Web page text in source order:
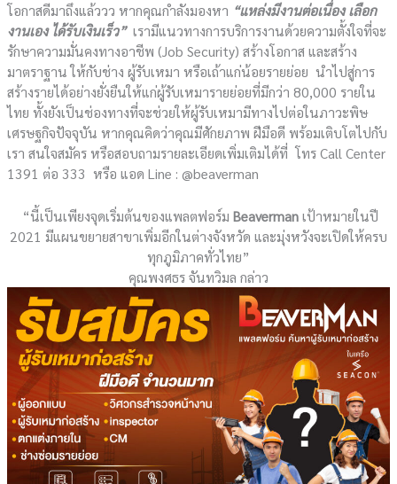
โอกาสดีมาถึงแล้ววว หากคุณกำลังมองหา “แหล่งมีงานต่อเนื่อง เลือก
งานเอง ได้รับเงินเร็ว”เรามีแนวทางการบริการงานด้วยความตั้งใจที่จะ
รักษาความมั่นคงทางอาชีพ (Job Security) สร้างโอกาส และสร้าง
มาตราฐาน ให้กับช่าง ผู้รับเหมา หรือเถ้าแก่น้อยรายย่อย นำไปสู่การ
สร้างรายได้อย่างยั่งยืนให้แก่ผู้รับเหมารายย่อยที่มีกว่า 80,000 รายใน
ไทย ทั้งยังเป็นช่องทางที่จะช่วยให้ผู้รับเหมามีทางไปต่อในภาวะพิษ
เศรษฐกิจปัจจุบัน หากคุณคิดว่าคุณมีศักยภาพ ฝีมือดี พร้อมเติบโตไปกับ
เรา สนใจสมัคร หรือสอบถามรายละเอียดเพิ่มเติมได้ที่ โทร Call Center
1391 ต่อ 333 หรือ แอด Line : @beaverman
“นี้เป็นเพียงจุดเริ่มต้นของแพลตฟอร์ม Beavermanเป้าหมายในปี
2021 มีแผนขยายสาขาเพิ่มอีกในต่างจังหวัด และมุ่งหวังจะเปิดให้ครบ
ทุกภูมิภาคทั่วไทย”
คุณพงศธร จันทวิมล กล่าว